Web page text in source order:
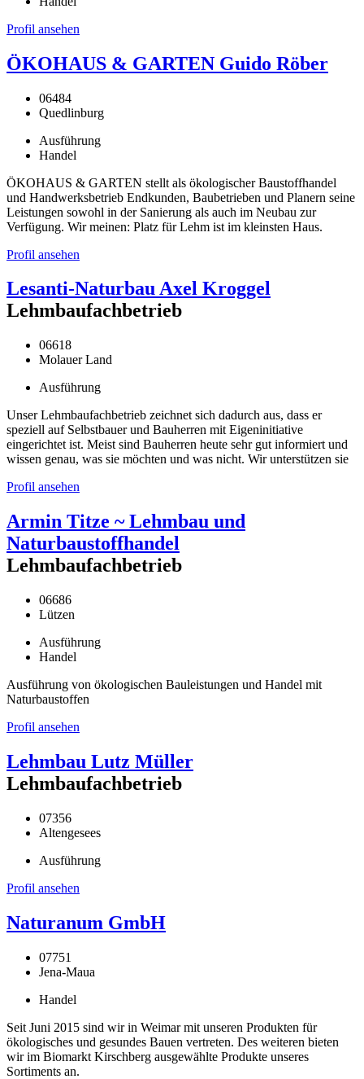
Profil ansehen
ÖKOHAUS & GARTEN Guido Röber
06484
Quedlinburg
Ausführung
Handel
ÖKOHAUS & GARTEN stellt als ökologischer Baustoffhandel
und Handwerksbetrieb Endkunden, Baubetrieben und Planern seine
Leistungen sowohl in der Sanierung als auch im Neubau zur
Verfügung. Wir meinen: Platz für Lehm ist im kleinsten Haus.
Profil ansehen
Lesanti-Naturbau Axel Kroggel
Lehmbaufachbetrieb
06618
Molauer Land
Ausführung
Unser Lehmbaufachbetrieb zeichnet sich dadurch aus, dass er
speziell auf Selbstbauer und Bauherren mit Eigeninitiative
eingerichtet ist. Meist sind Bauherren heute sehr gut informiert und
wissen genau, was sie möchten und was nicht. Wir unterstützen sie
Profil ansehen
Armin Titze ~ Lehmbau und
Naturbaustoffhandel
Lehmbaufachbetrieb
06686
Lützen
Ausführung
Handel
Ausführung von ökologischen Bauleistungen und Handel mit
Naturbaustoffen
Profil ansehen
Lehmbau Lutz Müller
Lehmbaufachbetrieb
07356
Altengesees
Ausführung
Profil ansehen
Naturanum GmbH
07751
Jena-Maua
Handel
Seit Juni 2015 sind wir in Weimar mit unseren Produkten für
ökologisches und gesundes Bauen vertreten. Des weiteren bieten
wir im Biomarkt Kirschberg ausgewählte Produkte unseres
Sortiments an.